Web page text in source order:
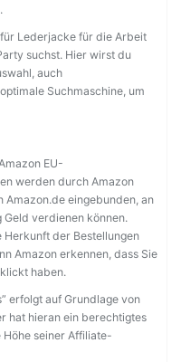
Lederjacke für die Arbeit
suchst. Hier wirst du
auch
Suchmaschine, um
EU-
werden durch Amazon
Amazon.de eingebunden, an
verdienen können.
Herkunft der Bestellungen
Amazon erkennen, dass Sie
haben.
erfolgt auf Grundlage von
hat hieran ein berechtigtes
seiner Affiliate-